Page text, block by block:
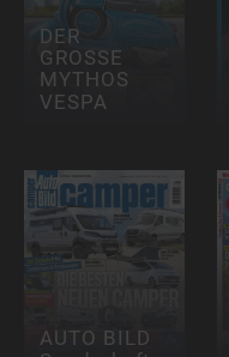
DER
GROSSE
MYTHOS
VESPA
AUTO BILD